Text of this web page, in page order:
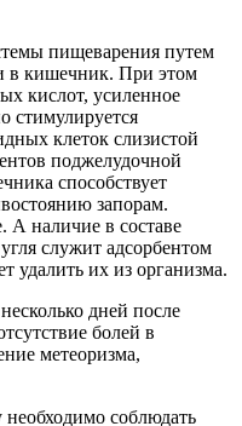
пищеварения путем
в кишечник. При этом
кислот, усиленное
стимулируется
клеток слизистой
поджелудочной
способствует
запорам.
А наличие в составе
служит адсорбентом
удалить их из организма.
дней после
болей в
метеоризма,
соблюдать